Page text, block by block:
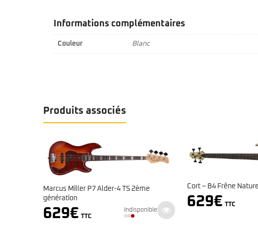
Informations complémentaires
Couleur Blanc
Produits associés
Cort – B4 Frêne Naturel Gaucher
629€
Yamaha – TRBX 304
479€ TTC